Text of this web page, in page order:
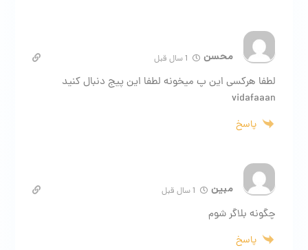
محسن
لطفا هرکسی این پ میخونه لطفا این پیج دنبال کنید
vidafaaan
پاسخ
مبین
چگونه بلاگر شوم
پاسخ